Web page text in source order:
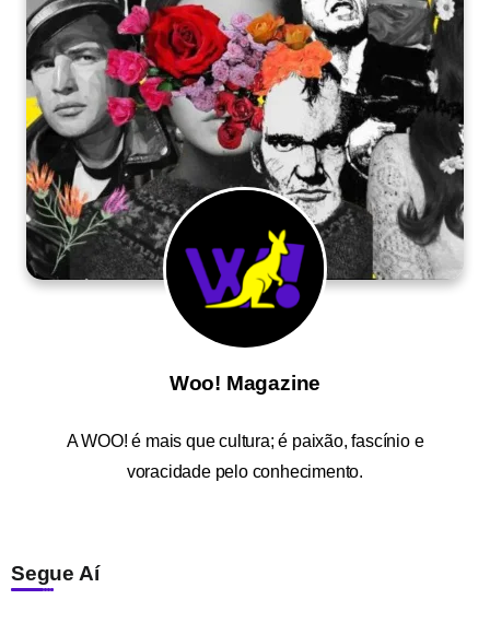
Woo! Magazine
AWOO! é mais que cultura; é paixão, fascínio e
voracidade pelo conhecimento.
Segue Aí